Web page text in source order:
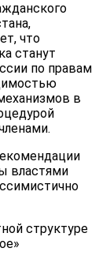
что
станут
по правам
в
властями
структуре